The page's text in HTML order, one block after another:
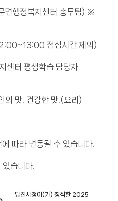
면행정복지센터 총무팀) ※
점심시간 제외)
센터 평생학습 담당자
의 맛! 건강한 맛!(요리)
따라 변동될 수 있습니다.
습니다.
당진시청이(가) 창작한 2025